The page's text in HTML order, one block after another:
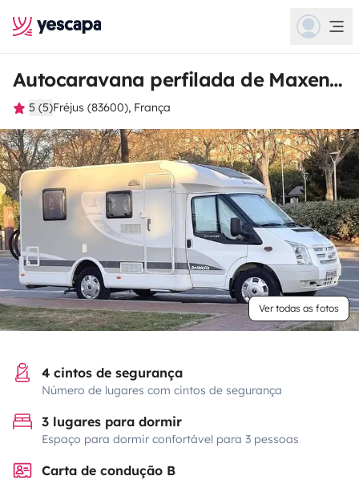
Autocaravana perfilada de Maxence
5 (5)Fréjus (83600), França
Ver todas as fotos
4 cintos de segurança
Número de lugares com cintos de segurança
3 lugares para dormir
Espaço para dormir confortável para 3 pessoas
Carta de condução B